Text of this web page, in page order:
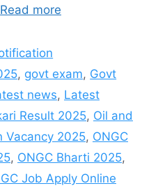
Read more
, govt exam, Govt
news, Latest
Result 2025, Oil and
Vacancy 2025, ONGC
, ONGC Bharti 2025,
Job Apply Online